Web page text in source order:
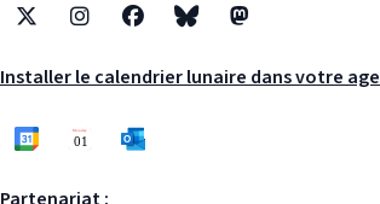
X InstagramFacebookBlueskyMastodon
Installer le calendrier lunaire dans votre